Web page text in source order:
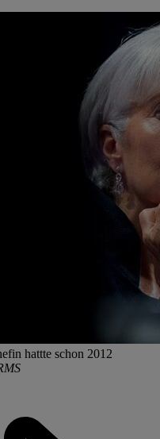
hattte schon 2012